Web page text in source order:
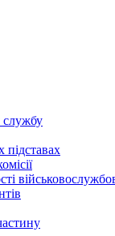
службу
підставах